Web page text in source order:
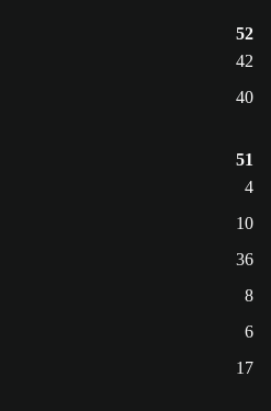
52
42
40
51
4
10
36
8
6
17